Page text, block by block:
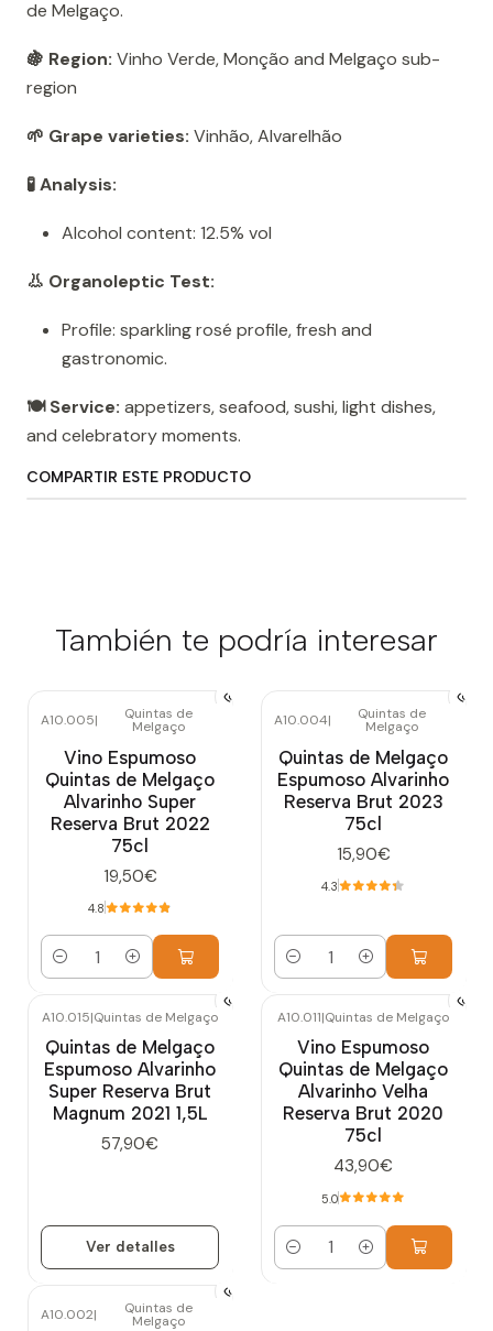
de Melgaço.
🍇 Region: Vinho Verde, Monção and Melgaço sub-
region
🌱 Grape varieties: Vinhão, Alvarelhão
🧪 Analysis:
Alcohol content: 12.5% ​​vol
👃 Organoleptic Test:
Profile: sparkling rosé profile, fresh and
gastronomic.
🍽️ Service: appetizers, seafood, sushi, light dishes,
and celebratory moments.
COMPARTIR ESTE PRODUCTO
También te podría interesar
A10.005| Quintas de
Melgaço
Vino Espumoso
Quintas de Melgaço
Alvarinho Super
Reserva Brut 2022
75cl
19,50€
4.8
Cantidad
A10.004| Quintas de
Melgaço
Quintas de Melgaço
Espumoso Alvarinho
Reserva Brut 2023
75cl
15,90€
4.3
Cantidad
A10.015|Quintas de Melgaço
Quintas de Melgaço
Espumoso Alvarinho
Super Reserva Brut
Magnum 2021 1,5L
57,90€
Ver detalles
A10.011|Quintas de Melgaço
Vino Espumoso
Quintas de Melgaço
Alvarinho Velha
Reserva Brut 2020
75cl
43,90€
5.0
Cantidad
A10.002| Quintas de
Melgaço